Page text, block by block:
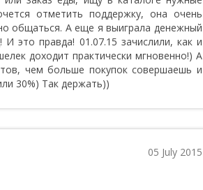
отметить поддержку, она очень
общаться. А еще я выиграла денежный
это правда! 01.07.15 зачислили, как и
доходит практически мгновенно!) А
чем больше покупок совершаешь и
30%) Так держать))
05 July 2015